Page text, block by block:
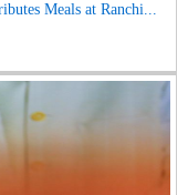
Meals at Ranchi...